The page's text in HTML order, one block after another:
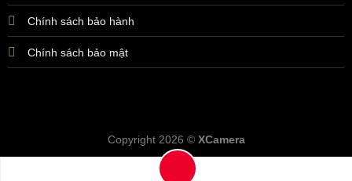
Chính sách bảo hành
Chính sách bảo mật
Copyright 2026 © XCamera